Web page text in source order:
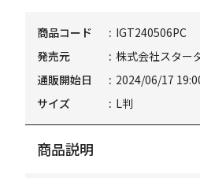
商品コード
IGT240506PC
発売元
株式会社スター
通販開始日
2024/06/17
サイズ
L判
商品説明